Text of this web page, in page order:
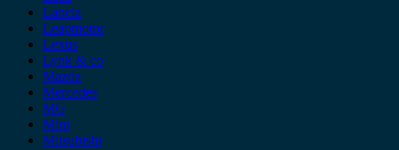
Lancia
Leapmotor
Lexus
Lynk & co
Mazda
Mercedes
MG
Mini
Mitsubishi